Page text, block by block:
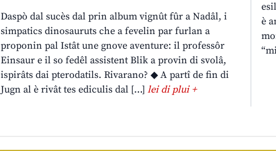
Daspò dal sucès dal prin album vignût fûr a Nadâl, i
simpatics dinosauruts che a fevelin par furlan a
proponin pal Istât une gnove aventure: il professôr
Einsaur e il so fedêl assistent Blik a provin di svolâ,
ispirâts dai pterodatils. Rivarano? ◆ A partî de fin di
Jugn al è rivât tes ediculis dal […] lei di plui +
è